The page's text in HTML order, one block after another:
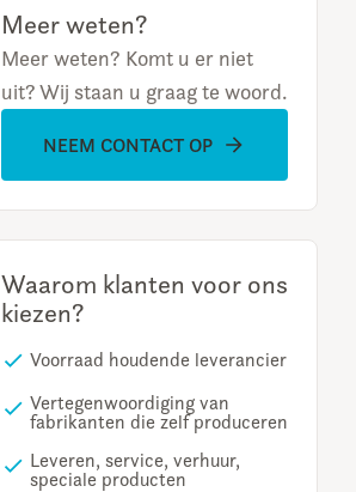
Meer weten?
Meer weten? Komt u er niet
uit? Wij staan u graag te woord.
NEEM CONTACT OP
Waarom klanten voor ons
kiezen?
Voorraad houdende leverancier
Vertegenwoordiging van
fabrikanten die zelf produceren
Leveren, service, verhuur,
speciale producten